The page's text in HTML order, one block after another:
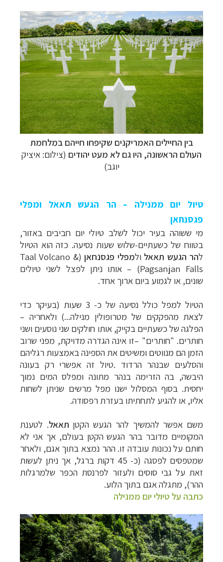
בין החיילים האמריקנים שקיפחו חייהם במלחמת
העולם הראשונה, היו גם לא מעט יהודים (צילום: איציק
יוגב)
טיול יום ממנילה – הר הגעש תאאל ומפלי
פגסנחאן
מי ששוהה בעיר יכול לשלב טיולי יום חביבים באזור,
בטווח של כשעתיים-שלוש שעות נסיעה. כזה הוא הטיול
להר הגעש תאאל ולמפלי פגסנחאן(
Taal Volcano &
Pagsanjan Falls
) – אותו ניתן לפצל לשני טיולים
שונים, או לגמוע ביום ארוך אחד.
הטיול למפל כולל נסיעה של כ- 3 שעות (בעיקר כדי
לצאת מהפקקים של מטרופולין מנילה...) ולאחריה –
הפלגה של כשעתיים בקייק, אותו חולקים שני נוסעים ושני
חותרים. "חותרים" –זו אינה הגדרה מדויקת, מפני שרוב
הזמן הם מנווטים ומשיטים את הספינה באמצעות רגליהם
והסלעים שבנהר הרדוד .טיול זה אפשרי רק בעונה
היבשה, בה הזרימה בנהר מתונה ומפלס המים נמוך
יחסית. בסוף המסלול ישנו מפל מרשים שניתן לשחות
אליו, או להגיע לתחתיתו בעזרת רפסודה.
משם אפשר להמשיך להר הגעש הקטן תאאל. לטענת
המקומיים מדובר בהר הגעש הקטן בעולם, אך אני לא
חותם על נכונות עובדה זו. ההר נמצא בתוך אגם, ולאחר
שמטפסים לפסגה (כ- 45 דקות ברגל, אך ניתן לעשות
זאת על גבי סוסים ולעזור לפרנסת הכפר שלמרגלות
ההר), מתגלה אגם בתוך הלוע.
כתבה על טיולי יום ממנילה